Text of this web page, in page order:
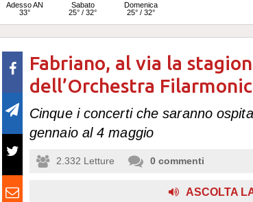
Adesso AN
33°
Sabato
25° / 32°
Domenica
25° / 32°
Lunedì
24° / 33°
Fabriano, al via la
dell’Orchestra
Cinque i concerti che saranno
gennaio al 4 maggio
2.332 Letture 0 commenti
ASCOLTA